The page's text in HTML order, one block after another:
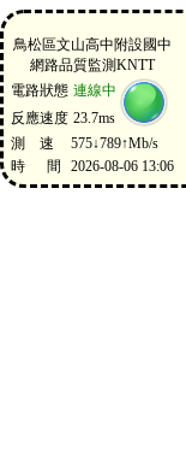
鳥松區文山高中附設國中
網路品質監測KNTT
電路狀態 連線中
反應速度 23.7ms
測 速
575↓789↑Mb/s
時 間
2026-08-06 13:06